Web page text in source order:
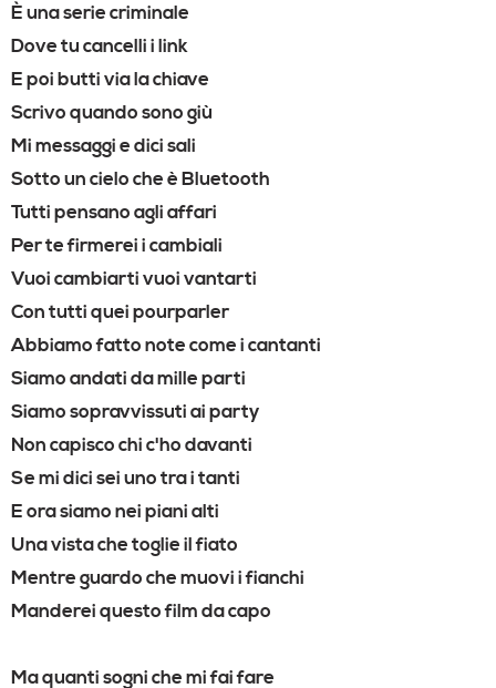
È una serie criminale
Dove tu cancelli i link
E poi butti via la chiave
Scrivo quando sono giù
Mi messaggi e dici sali
Sotto un cielo che è Bluetooth
Tutti pensano agli affari
Per te firmerei i cambiali
Vuoi cambiarti vuoi vantarti
Con tutti quei pourparler
Abbiamo fatto note come i cantanti
Siamo andati da mille parti
Siamo sopravvissuti ai party
Non capisco chi c'ho davanti
Se mi dici sei uno tra i tanti
E ora siamo nei piani alti
Una vista che toglie il fiato
Mentre guardo che muovi i fianchi
Manderei questo film da capo
Ma quanti sogni che mi fai fare